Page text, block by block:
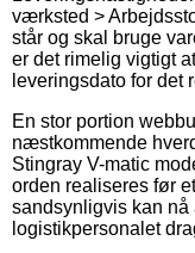
værksted >
står og skal bruge
er det rimelig vigtigt
leveringsdato for det
En stor portion
næstkommende
Stingray V-matic
orden realiseres før
sandsynligvis kan nå
logistikpersonalet